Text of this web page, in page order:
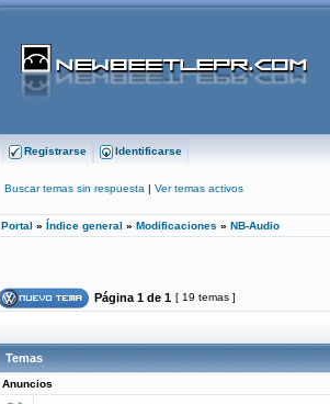
Registrarse Identificarse
Buscar temas sin respuesta | Ver temas activos
Portal » Índice general » Modificaciones » NB-Audio
Página 1 de 1 [ 19 temas ]
Temas
Anuncios